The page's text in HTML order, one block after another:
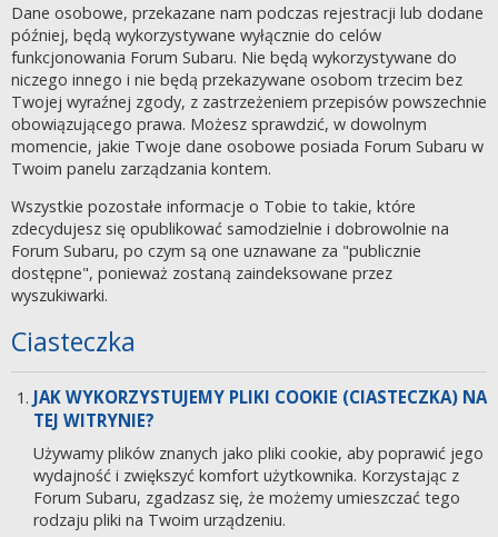
Dane osobowe, przekazane nam podczas rejestracji lub dodane
później, będą wykorzystywane wyłącznie do celów
funkcjonowania Forum Subaru. Nie będą wykorzystywane do
niczego innego i nie będą przekazywane osobom trzecim bez
Twojej wyraźnej zgody, z zastrzeżeniem przepisów powszechnie
obowiązującego prawa. Możesz sprawdzić, w dowolnym
momencie, jakie Twoje dane osobowe posiada Forum Subaru w
Twoim panelu zarządzania kontem.
Wszystkie pozostałe informacje o Tobie to takie, które
zdecydujesz się opublikować samodzielnie i dobrowolnie na
Forum Subaru, po czym są one uznawane za "publicznie
dostępne", ponieważ zostaną zaindeksowane przez
wyszukiwarki.
Ciasteczka
JAK WYKORZYSTUJEMY PLIKI COOKIE (CIASTECZKA) NA
TEJ WITRYNIE?
Używamy plików znanych jako pliki cookie, aby poprawić jego
wydajność i zwiększyć komfort użytkownika. Korzystając z
Forum Subaru, zgadzasz się, że możemy umieszczać tego
rodzaju pliki na Twoim urządzeniu.